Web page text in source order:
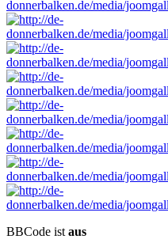
BBCode ist aus